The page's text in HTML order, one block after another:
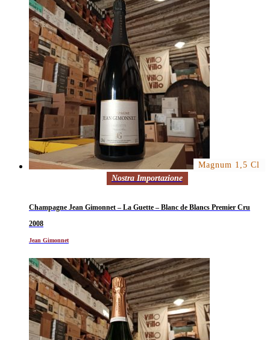
Magnum 1,5 Cl
Nostra Importazione
Champagne Jean Gimonnet – La Guette – Blanc de Blancs Premier Cru
2008
Jean Gimonnet